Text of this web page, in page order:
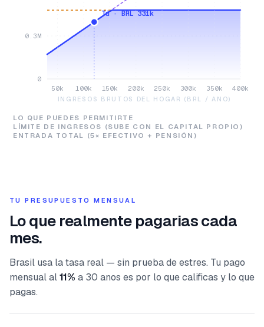
0
0.3M
50k 100k 150k 200k 250k 300k 350k
400k
INGRESOS BRUTOS DEL HOGAR (BRL / ANO)
Tú · BRL 331k
LO QUE PUEDES PERMITIRTE
LÍMITE DE INGRESOS (SUBE CON EL CAPITAL PROPIO)
ENTRADA TOTAL (5× EFECTIVO + PENSIÓN)
TU PRESUPUESTO MENSUAL
Lo que realmente pagarias cada
mes.
Brasil usa la tasa real — sin prueba de estres. Tu pago
mensual al11% a 30 anos es por lo que calificas y lo que
pagas.